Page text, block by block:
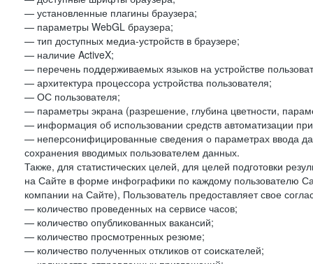
— установленные плагины браузера;
— параметры WebGL браузера;
— тип доступных медиа-устройств в браузере;
— наличие ActiveX;
— перечень поддерживаемых языков на устройстве
— архитектура процессора устройства пользователя;
— ОС пользователя;
— параметры экрана (разрешение, глубина цветности,
— информация об использовании средств автоматизации
— неперсонифицированные сведения о параметрах ввода
сохранения вводимых пользователем данных.
Также, для статистических целей, для целей подготовки
на Сайте в форме инфографики по каждому пользователю
компании на Сайте), Пользователь предоставляет свое
— количество проведенных на сервисе часов;
— количество опубликованных вакансий;
— количество просмотренных резюме;
— количество полученных откликов от соискателей;